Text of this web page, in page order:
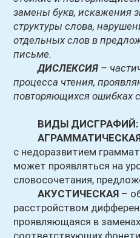
замены букв, искажения
структуры слова,
отдельных слов в
письме.
ДИСЛЕКСИЯ –
процесса чтения,
повторяющихся ошибках
ВИДЫ ДИСГРАФИЙ:
с недоразвитием
может проявляться на
словосочетания,
АКУСТИЧЕСКАЯ –
расстройством
проявляющаяся в
соответствующих